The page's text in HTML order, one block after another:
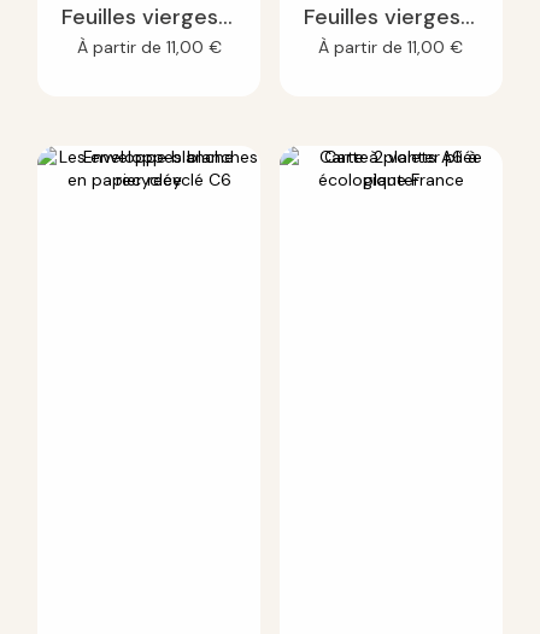
Feuilles vierges 100 gr - salades
À partir de 11,00 €
Feuilles vierges 100 gr - Fraises
À partir de11,00€